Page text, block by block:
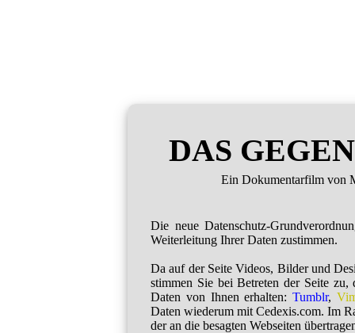
DAS
Ein Dokumentarfilm von
Die neue Datenschutz-
Weiterleitung Ihrer Daten zustimmen.
Da auf der Seite Videos, Bilder und
stimmen Sie bei Betreten der Seite zu,
Daten von Ihnen erhalten:Tumblr,
Daten wiederum mit Cedexis.com. Im
der an die besagten Webseiten